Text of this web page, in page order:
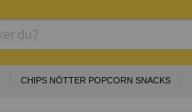
CHIPS NÖTTER POPCORN SNACKS